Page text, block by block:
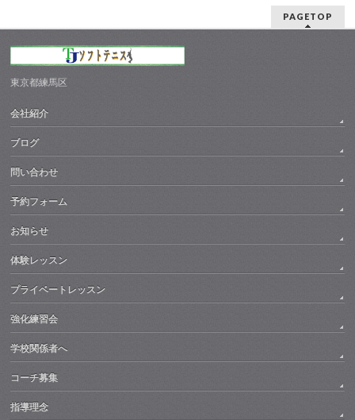
PAGETOP
東京都練馬区
会社紹介
ブログ
問い合わせ
予約フォーム
お知らせ
体験レッスン
プライベートレッスン
強化練習会
学校関係者へ
コーチ募集
指導理念